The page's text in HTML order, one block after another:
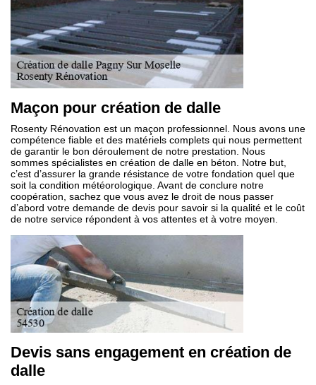
Maçon pour création de dalle
Rosenty Rénovation est un maçon professionnel. Nous avons une
compétence fiable et des matériels complets qui nous permettent
de garantir le bon déroulement de notre prestation. Nous
sommes spécialistes en création de dalle en béton. Notre but,
c’est d’assurer la grande résistance de votre fondation quel que
soit la condition météorologique. Avant de conclure notre
coopération, sachez que vous avez le droit de nous passer
d’abord votre demande de devis pour savoir si la qualité et le coût
de notre service répondent à vos attentes et à votre moyen.
Devis sans engagement en création de
dalle